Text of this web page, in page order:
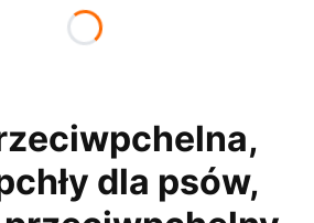
dla psów,